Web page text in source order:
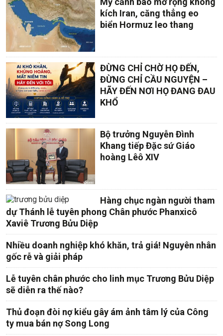
kích Iran, căng thẳng eo
biển Hormuz leo thang
ĐỪNG CHỈ CHỜ HỌ ĐẾN,
ĐỪNG CHỈ CẦU NGUYỆN –
HÃY ĐẾN NƠI HỌ ĐANG ĐAU
KHỔ
Bộ trưởng Nguyễn Đình
Khang tiếp Đặc sứ Giáo
hoàng Lêô XIV
Hàng chục ngàn người tham
dự Thánh lễ tuyên phong Chân phước Phanxicô
Xaviê Trương Bửu Diệp
Nhiều doanh nghiệp khó khăn, trả giá! Nguyên nhân
gốc rễ và giải pháp
Lễ tuyên chân phước cho linh mục Trương Bửu Diệp
sẽ diễn ra thế nào?
Thủ đoạn đòi nợ kiểu gây ám ảnh tâm lý của Công
ty mua bán nợ Song Long